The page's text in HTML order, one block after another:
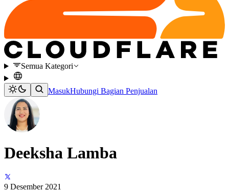
Semua Kategori
MasukHubungi Bagian Penjualan
Deeksha Lamba
9 Desember 2021